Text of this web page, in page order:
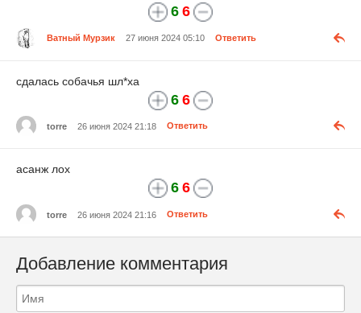
6 6
Ватный Мурзик 27 июня 2024 05:10 Ответить
сдалась собачья шл*ха
6 6
torre 26 июня 2024 21:18 Ответить
асанж лох
6 6
torre 26 июня 2024 21:16 Ответить
Добавление комментария